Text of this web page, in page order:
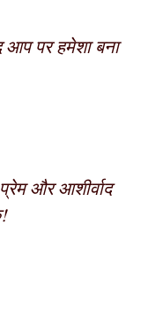
आप पर हमेशा बना
और आशीर्वाद